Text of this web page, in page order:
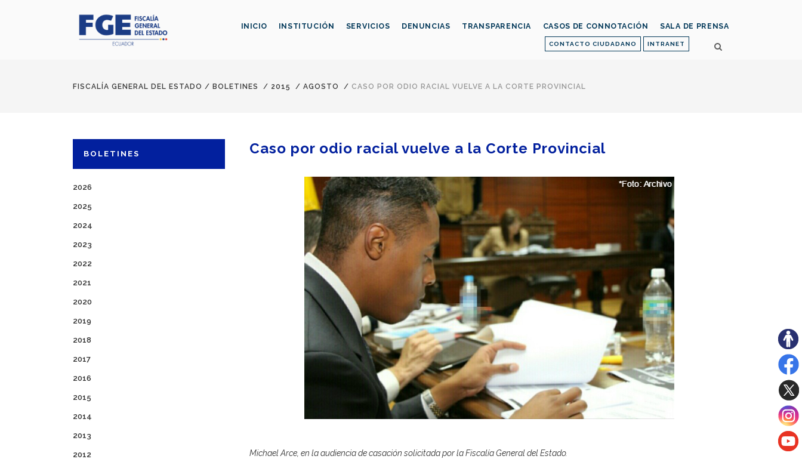
CONTACTO CIUDADANO INTRANET
INICIO INSTITUCIÓN SERVICIOS DENUNCIAS TRANSPARENCIA CASOS DE CONNOTACIÓN SALA DE PRENSA
FISCALÍA GENERAL DEL ESTADO / BOLETINES / 2015 / AGOSTO / CASO POR ODIO RACIAL VUELVE A LA CORTE PROVINCIAL
BOLETINES
2026
2025
2024
2023
2022
2021
2020
2019
2018
2017
2016
2015
2014
2013
2012
Caso por odio racial vuelve a la Corte Provincial
Michael Arce, en la audiencia de casación solicitada por la Fiscalía General del Estado.